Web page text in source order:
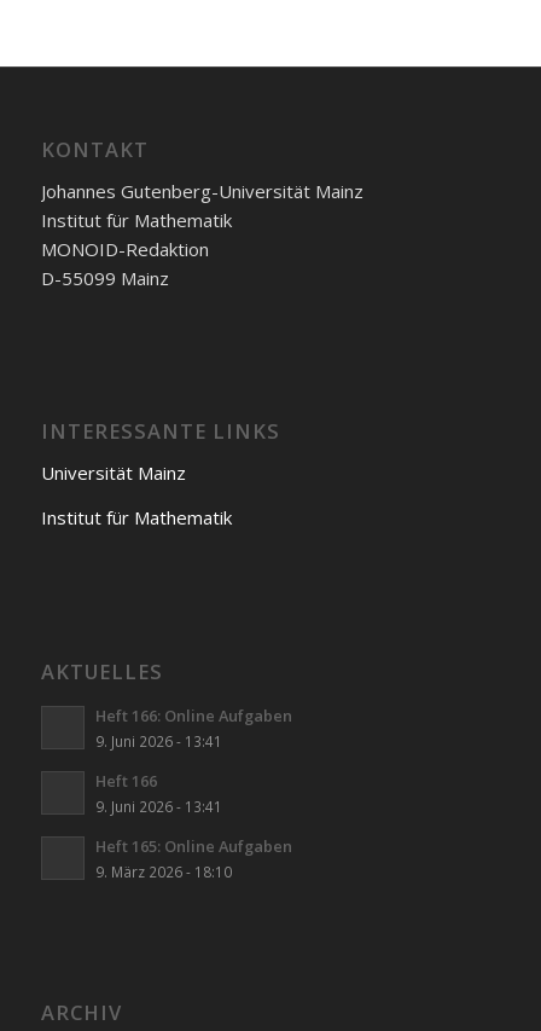
KONTAKT
Johannes Gutenberg-Universität Mainz
Institut für Mathematik
MONOID-Redaktion
D-55099 Mainz
INTERESSANTE LINKS
Universität Mainz
Institut für Mathematik
AKTUELLES
Heft 166: Online Aufgaben
9. Juni 2026 - 13:41
Heft 166
9. Juni 2026 - 13:41
Heft 165: Online Aufgaben
9. März 2026 - 18:10
ARCHIV